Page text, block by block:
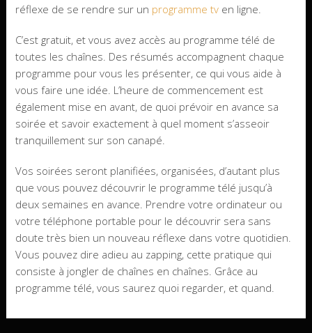
réflexe de se rendre sur un programme tven ligne.
C’est gratuit, et vous avez accès au programme télé de
toutes les chaînes. Des résumés accompagnent chaque
programme pour vous les présenter, ce qui vous aide à
vous faire une idée. L’heure de commencement est
également mise en avant, de quoi prévoir en avance sa
soirée et savoir exactement à quel moment s’asseoir
tranquillement sur son canapé.
Vos soirées seront planifiées, organisées, d’autant plus
que vous pouvez découvrir le programme télé jusqu’à
deux semaines en avance. Prendre votre ordinateur ou
votre téléphone portable pour le découvrir sera sans
doute très bien un nouveau réflexe dans votre quotidien.
Vous pouvez dire adieu au zapping, cette pratique qui
consiste à jongler de chaînes en chaînes. Grâce au
programme télé, vous saurez quoi regarder, et quand.